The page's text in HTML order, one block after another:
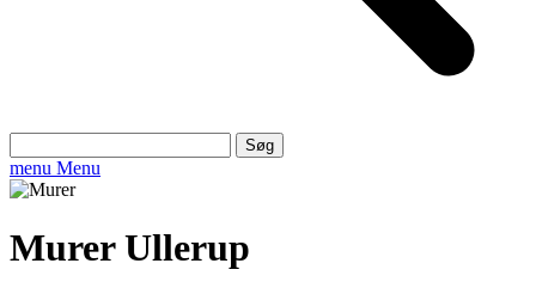
efter:
menu Menu
Murer Ullerup